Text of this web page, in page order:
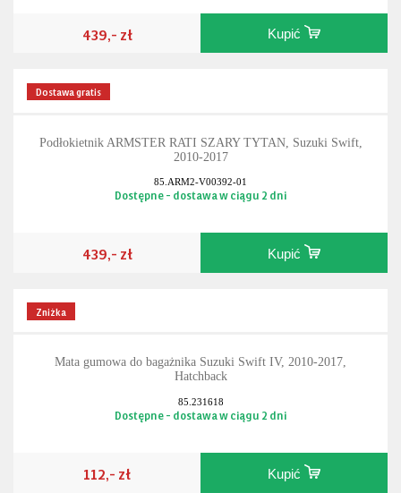
439,- zł Kupić
Dostawa gratis
Podłokietnik ARMSTER RATI SZARY TYTAN, Suzuki Swift,
2010-2017
85.ARM2-V00392-01
Dostępne - dostawa w ciągu 2 dni
439,- zł Kupić
Zniżka
Mata gumowa do bagażnika Suzuki Swift IV, 2010-2017,
Hatchback
85.231618
Dostępne - dostawa w ciągu 2 dni
112,- zł Kupić